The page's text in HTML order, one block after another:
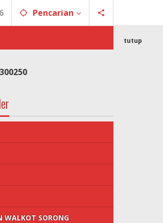
Pencarian
tutup
WALKOT SORONG